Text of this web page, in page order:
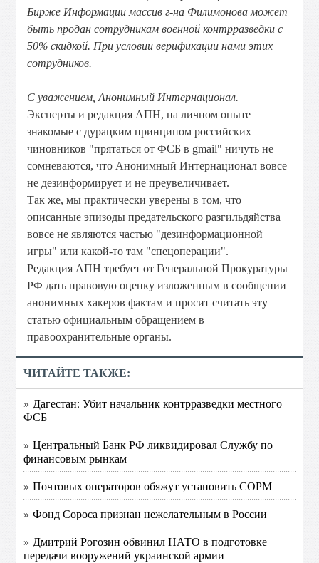
Бирже Информации массив г-на Филимонова может
быть продан сотрудникам военной контрразведки с
50% скидкой. При условии верификации нами этих
сотрудников.
С уважением, Анонимный Интернационал.
Эксперты и редакция АПН, на личном опыте
знакомые с дурацким принципом российских
чиновников "прятаться от ФСБ в gmail" ничуть не
сомневаются, что Анонимный Интернационал вовсе
не дезинформирует и не преувеличивает.
Так же, мы практически уверены в том, что
описанные эпизоды предательского разгильдяйства
вовсе не являются частью "дезинформационной
игры" или какой-то там "спецоперации".
Редакция АПН требует от Генеральной Прокуратуры
РФ дать правовую оценку изложенным в сообщении
анонимных хакеров фактам и просит считать эту
статью официальным обращением в
правоохранительные органы.
ЧИТАЙТЕ ТАКЖЕ:
» Дагестан: Убит начальник контрразведки местного
ФСБ
» Центральный Банк РФ ликвидировал Службу по
финансовым рынкам
» Почтовых операторов обяжут установить СОРМ
» Фонд Сороса признан нежелательным в России
» Дмитрий Рогозин обвинил НАТО в подготовке
передачи вооружений украинской армии